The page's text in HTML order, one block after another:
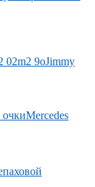
Jimmy
Mercedes